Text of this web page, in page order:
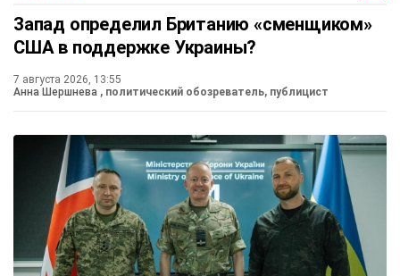
Запад определил Британию «сменщиком»
США в поддержке Украины?
7 августа 2026, 13:55
Анна Шершнева , политический обозреватель, публицист